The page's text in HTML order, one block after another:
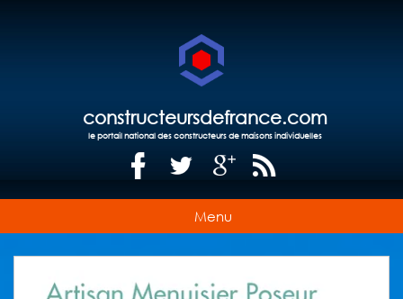
constructeursdefrance.com
le portail national des constructeurs de maisons individuelles
Menu